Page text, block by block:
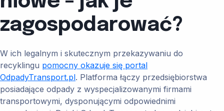
zagospodarować?
W ich legalnym i skutecznym przekazywaniu do
recyklingu pomocny okazuje się portal
OdpadyTransport.pl. Platforma łączy przedsiębiorstwa
posiadające odpady z wyspecjalizowanymi firmami
transportowymi, dysponującymi odpowiednimi